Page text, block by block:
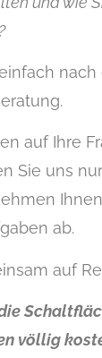
nach
auf Ihre
Sie uns nur
ab.
auf
völlig